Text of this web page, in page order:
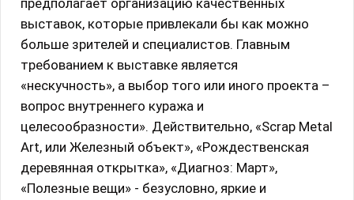
предполагает организацию качественных
выставок, которые привлекали бы как можно
больше зрителей и специалистов. Главным
требованием к выставке является
«нескучность», а выбор того или иного проекта –
вопрос внутреннего куража и
целесообразности». Действительно, «Scrap Metal
Art, или Железный объект», «Рождественская
деревянная открытка», «Диагноз: Март»,
«Полезные вещи» - безусловно, яркие и